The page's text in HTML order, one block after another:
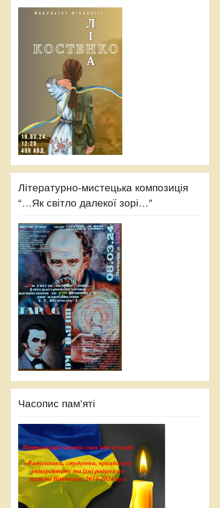
Літературно-мистецька композиція
“…Як світло далекої зорі…”
Часопис пам’яті